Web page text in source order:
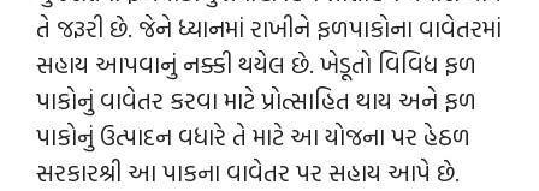
તે જરૂરી છે. જેને ધ્યાનમાં રાખીને ફળપાકોના વાવેતરમાં
સહાય આપવાનું નક્કી થયેલ છે. ખેડૂતો વિવિધ ફળ
પાકોનું વાવેતર કરવા માટે પ્રોત્સાહિત થાય અને ફળ
પાકોનું ઉત્પાદન વધારે તે માટે આ યોજના પર હેઠળ
સરકારશ્રી આ પાકના વાવેતર પર સહાય આપે છે.